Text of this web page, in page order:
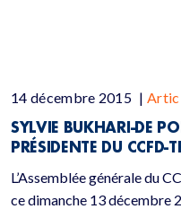
14 décembre 2015 |
SYLVIE BUKHARI-DE
PRÉSIDENTE DU CCFD-
L’Assemblée générale du
ce dimanche 13 décembre